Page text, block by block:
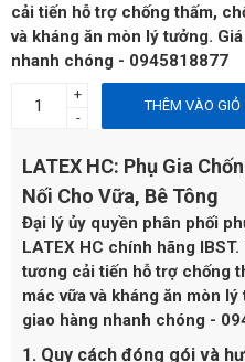
cải tiến hỗ trợ chống thấm,
và kháng ăn mòn lý tưởng.
nhanh chóng - 0945818877
+
-
THÊM VÀO GIỎ
LATEX HC: Phụ Gia
Nối Cho Vữa, Bê Tông
Đại lý ủy quyền phân phối
LATEX HC chính hãng
tương cải tiến hỗ trợ chống
mác vữa và kháng ăn mòn
giao hàng nhanh chóng -
1. Quy cách đóng gói và